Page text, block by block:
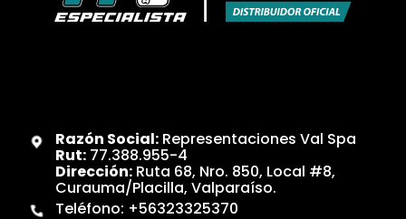
Razón Social:Representaciones Val Spa
Rut:77.388.955-4
Dirección:Ruta 68, Nro. 850, Local #8,
Curauma/Placilla, Valparaíso.
Teléfono: +56323325370